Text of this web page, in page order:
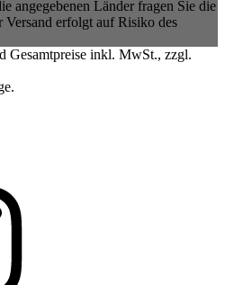
angegebenen Länder fragen Sie die
Versand erfolgt auf Risiko des
Gesamtpreise inkl. MwSt., zzgl.